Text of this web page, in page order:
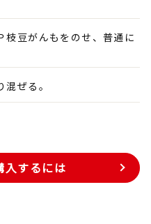
枝豆がんもをのせ、普通に
ぜる。
入するには